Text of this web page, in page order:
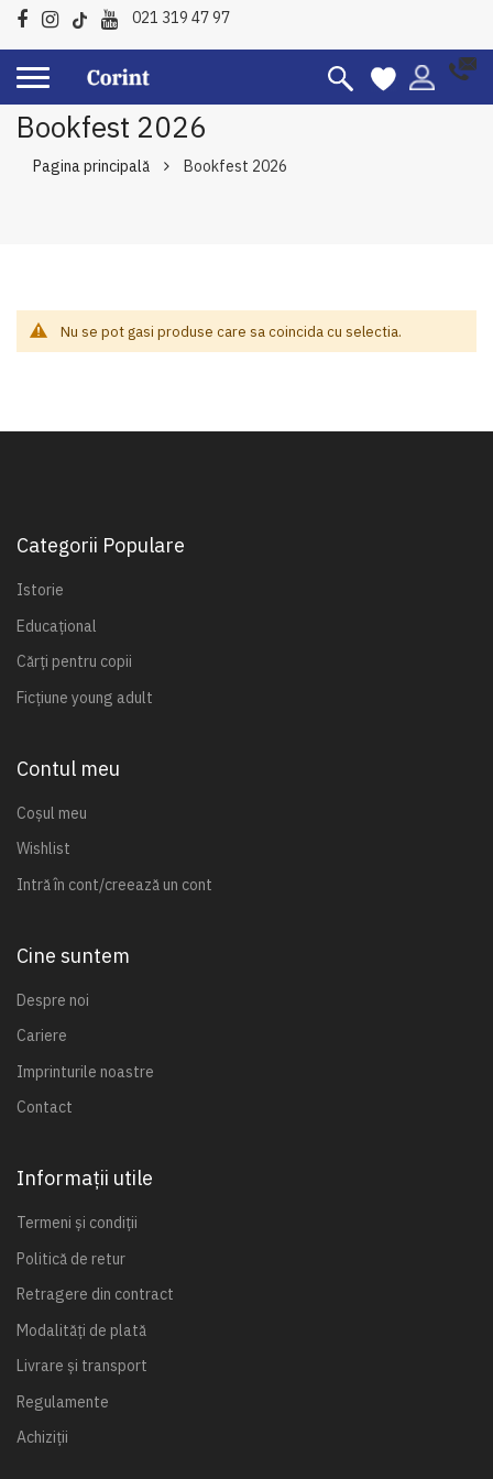
021 319 47 97
Bookfest 2026
Pagina principală Bookfest 2026
Nu se pot gasi produse care sa coincida cu selectia.
Categorii Populare
Istorie
Educațional
Cărți pentru copii
Ficțiune young adult
Contul meu
Coșul meu
Wishlist
Intră în cont/creează un cont
Cine suntem
Despre noi
Cariere
Imprinturile noastre
Contact
Informații utile
Termeni și condiții
Politică de retur
Retragere din contract
Modalități de plată
Livrare și transport
Regulamente
Achiziții